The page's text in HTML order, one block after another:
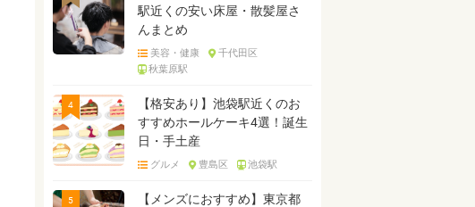
駅近くの安い床屋・散髪屋さ
んまとめ
美容・健康
千代田区
秋葉原駅
4
【格安あり】池袋駅近くのお
すすめホールケーキ4選！誕生
日・手土産
グルメ 豊島区 池袋駅
5
【メンズにおすすめ】東京都